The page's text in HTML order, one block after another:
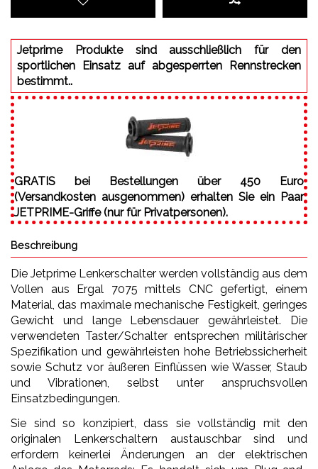
Jetprime Produkte sind ausschließlich für den
sportlichen Einsatz auf abgesperrten Rennstrecken
bestimmt..
GRATIS bei Bestellungen über 450 Euro
(Versandkosten ausgenommen) erhalten Sie ein Paar
JETPRIME-Griffe (nur für Privatpersonen).
Beschreibung
Die Jetprime Lenkerschalter werden vollständig aus dem
Vollen aus Ergal 7075 mittels CNC gefertigt, einem
Material, das maximale mechanische Festigkeit, geringes
Gewicht und lange Lebensdauer gewährleistet. Die
verwendeten Taster/Schalter entsprechen militärischer
Spezifikation und gewährleisten hohe Betriebssicherheit
sowie Schutz vor äußeren Einflüssen wie Wasser, Staub
und Vibrationen, selbst unter anspruchsvollen
Einsatzbedingungen.
Sie sind so konzipiert, dass sie vollständig mit den
originalen Lenkerschaltern austauschbar sind und
erfordern keinerlei Änderungen an der elektrischen